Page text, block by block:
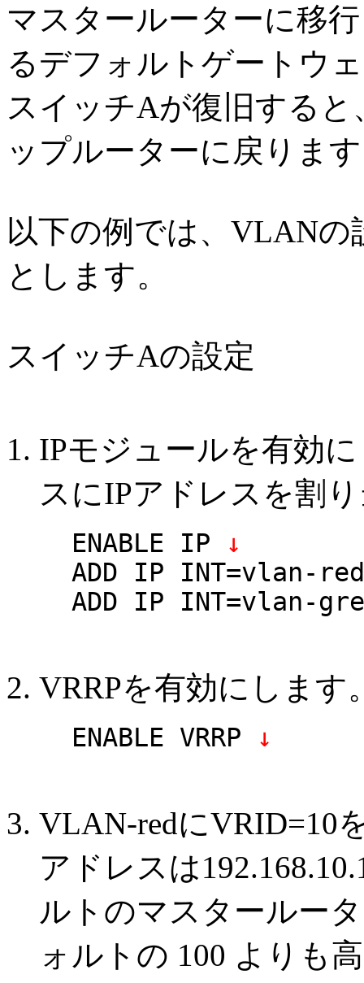
マスタールーターに移
るデフォルトゲートウ
スイッチAが復旧する
ップルーターに戻りま
以下の例では、VLAN
とします。
スイッチAの設定
IPモジュールを有効
スにIPアドレスを割
ENABLE IP ↓
ADD IP INT=vlan-
ADD IP INT=vlan-
VRRPを有効にします
ENABLE VRRP ↓
VLAN-redにVRID=10
アドレスは
ルトのマスタールー
ォルトの 100 よりも